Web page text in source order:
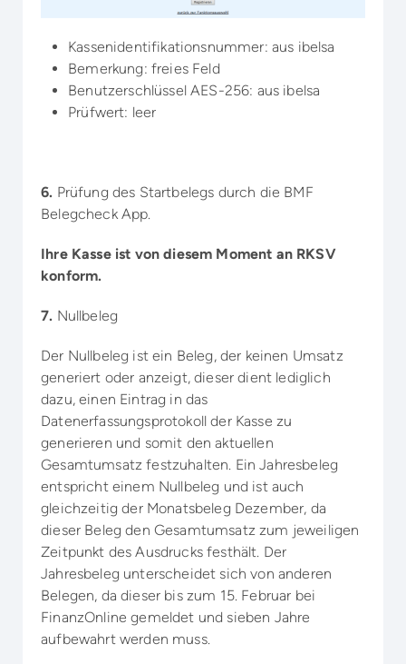
Kassenidentifikationsnummer: aus ibelsa
Bemerkung: freies Feld
Benutzerschlüssel AES-256: aus ibelsa
Prüfwert: leer
6. Prüfung des Startbelegs durch die BMF
Belegcheck App.
Ihre Kasse ist von diesem Moment an RKSV
konform.
7. Nullbeleg
Der Nullbeleg ist ein Beleg, der keinen Umsatz
generiert oder anzeigt, dieser dient lediglich
dazu, einen Eintrag in das
Datenerfassungsprotokoll der Kasse zu
generieren und somit den aktuellen
Gesamtumsatz festzuhalten. Ein Jahresbeleg
entspricht einem Nullbeleg und ist auch
gleichzeitig der Monatsbeleg Dezember, da
dieser Beleg den Gesamtumsatz zum jeweiligen
Zeitpunkt des Ausdrucks festhält. Der
Jahresbeleg unterscheidet sich von anderen
Belegen, da dieser bis zum 15. Februar bei
FinanzOnline gemeldet und sieben Jahre
aufbewahrt werden muss.